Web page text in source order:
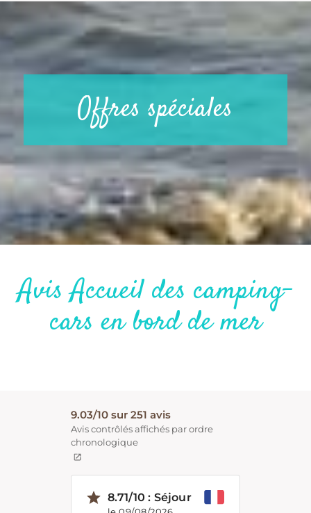
Offres spéciales
Avis Accueil des camping-
cars en bord de mer